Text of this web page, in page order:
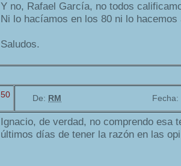
Y no, Rafael García, no todos
Ni lo hacíamos en los 80 ni lo hacemos
Saludos.
50 De: RM Fecha:
Ignacio, de verdad, no comprendo esa
últimos días de tener la razón en las